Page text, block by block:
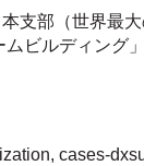
本支部（世界最
ムビルディング
, cases-